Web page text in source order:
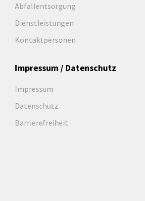
Abfallentsorgung
Dienstleistungen
Kontaktpersonen
Impressum / Datenschutz
Impressum
Datenschutz
Barrierefreiheit